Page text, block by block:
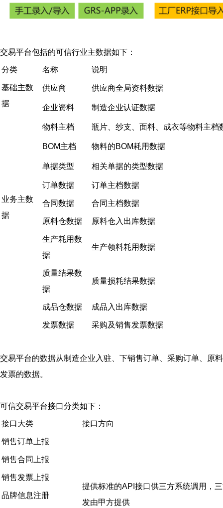
交易平台包括的可信行业主数据如下：
分类 名称 说明
基础主数
据
供应商 供应商全局资料数据
企业资料 制造企业认证数据
物料主档 瓶片、纱支、面料、成衣等物料主档
BOM主档 物料的BOM耗用数据
单据类型 相关单据的类型数据
业务主数
据
订单数据 订单主档数据
合同数据 合同主档数据
原料仓数据 原料仓入出库数据
生产耗用数
据
生产领料耗用数据
质量结果数
据
质量损耗结果数据
成品仓数据 成品入出库数据
发票数据 采购及销售发票数据
交易平台的数据从制造企业入驻、下销售订单、采购订单、原
发票的数据。
可信交易平台接口分类如下：
接口大类 接口方向
销售订单上报
提供标准的API接口供三方系统调用，
发由甲方提供
销售合同上报
销售发票上报
品牌信息注册